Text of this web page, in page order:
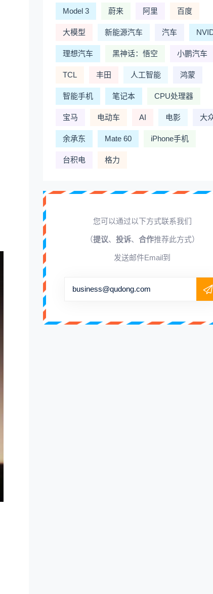
Model 3 蔚来 阿里 百度
大模型 新能源汽车 汽车
理想汽车 黑神话：悟空 小鹏汽车
TCL 丰田 人工智能 鸿蒙
智能手机 笔记本 CPU处理器
宝马 电动车 AI 电影 大
余承东 Mate 60 iPhone手机
台积电 格力
您可以通过以下方式联系我们
（提议、 投诉、 合作推荐此方式）
发送邮件Email到
business@qudong.com